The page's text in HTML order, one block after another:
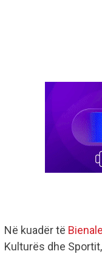
Në kuadër të
Kulturës dhe Sportit,